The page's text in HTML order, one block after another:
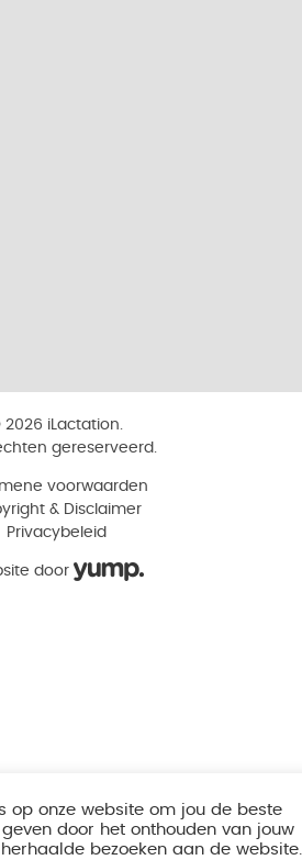
2026 iLactation.
gereserveerd.
voorwaarden
& Disclaimer
Privacybeleid
door
op onze website om jou de beste
door het onthouden van jouw
bezoeken aan de website.